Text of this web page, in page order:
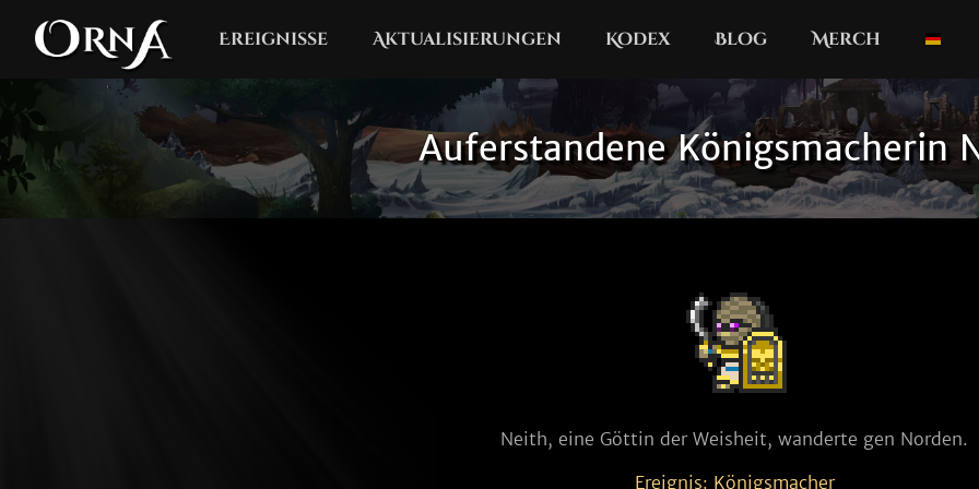
Ereignisse Aktualisierungen Kodex Blog Merch
Auferstandene Königsmacherin
Neith, eine Göttin der Weisheit, wanderte gen Norden.
Ereignis: Königsmacher